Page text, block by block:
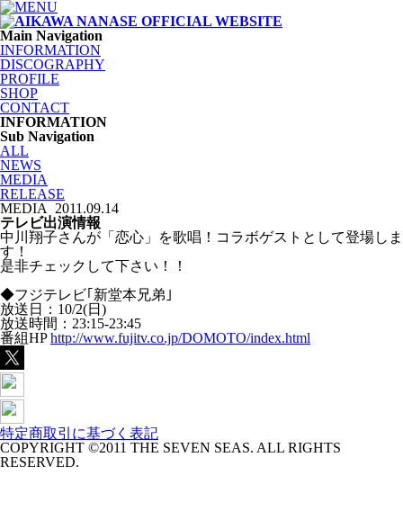
Main Navigation
INFORMATION
DISCOGRAPHY
PROFILE
SHOP
CONTACT
INFORMATION
Sub Navigation
ALL
NEWS
MEDIA
RELEASE
MEDIA
2011.09.14
テレビ出演情報
中川翔子さんが「恋心」を歌唱！コラボゲストとして登場しま
す！
是非チェックして下さい！！
◆フジテレビ｢新堂本兄弟｣
放送日：10/2(日)
放送時間：23:15-23:45
番組HPhttp://www.fujitv.co.jp/DOMOTO/index.html
特定商取引に基づく表記
COPYRIGHT ©2011 THE SEVEN SEAS. ALL RIGHTS
RESERVED.